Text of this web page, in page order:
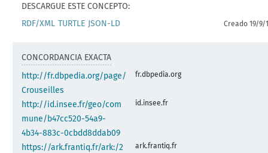
DESCARGUE ESTE CONCEPTO:
RDF/XML TURTLE JSON-LD Creado 19/9/
CONCORDANCIA EXACTA
http://fr.dbpedia.org/page/
Crouseilles
fr.dbpedia.org
http://id.insee.fr/geo/com
mune/b47cc520-54a9-
4b34-883c-0cbdd8ddab09
id.insee.fr
https://ark.frantiq.fr/ark:/2
ark.frantiq.fr